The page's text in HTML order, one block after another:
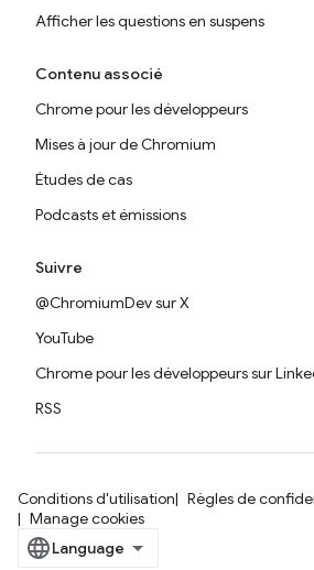
Afficher les questions en suspens
Contenu associé
Chrome pour les développeurs
Mises à jour de Chromium
Études de cas
Podcasts et émissions
Suivre
@ChromiumDev sur X
YouTube
Chrome pour les développeurs sur
RSS
Conditions d'utilisation
Règles de
Manage cookies